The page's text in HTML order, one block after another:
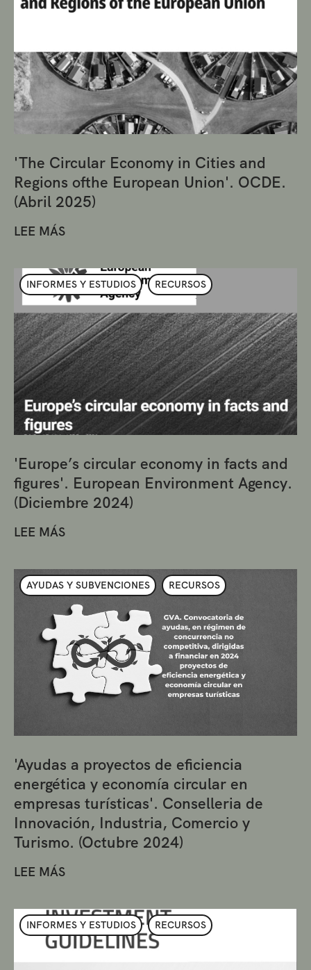
'The Circular Economy in Cities and
Regions ofthe European Union'. OCDE.
(Abril 2025)
LEE MÁS
INFORMES Y ESTUDIOS RECURSOS
'Europe’s circular economy in facts and
figures'. European Environment Agency.
(Diciembre 2024)
LEE MÁS
AYUDAS Y SUBVENCIONES RECURSOS
'Ayudas a proyectos de eficiencia
energética y economía circular en
empresas turísticas'. Conselleria de
Innovación, Industria, Comercio y
Turismo. (Octubre 2024)
LEE MÁS
INFORMES Y ESTUDIOS RECURSOS